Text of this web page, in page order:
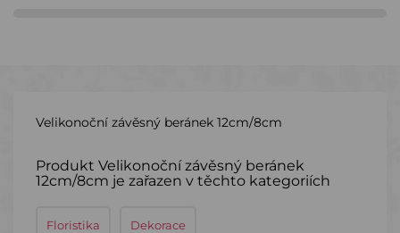
Velikonoční závěsný beránek 12cm/8cm
Produkt Velikonoční závěsný beránek
12cm/8cm je zařazen v těchto kategoriích
Floristika Dekorace